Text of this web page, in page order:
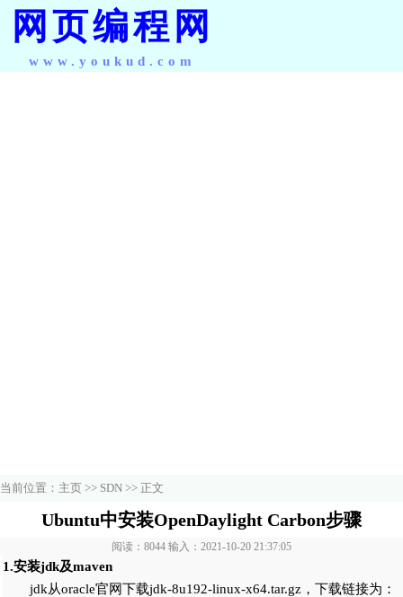
网页编程网
www.youkud.com
当前位置： 主页 >> SDN >> 正文
Ubuntu中安装OpenDaylight Carbon步骤
阅读：8044 输入：2021-10-20 21:37:05
1.安装jdk及maven
jdk从oracle官网下载jdk-8u192-linux-x64.tar.gz，下载链接为：